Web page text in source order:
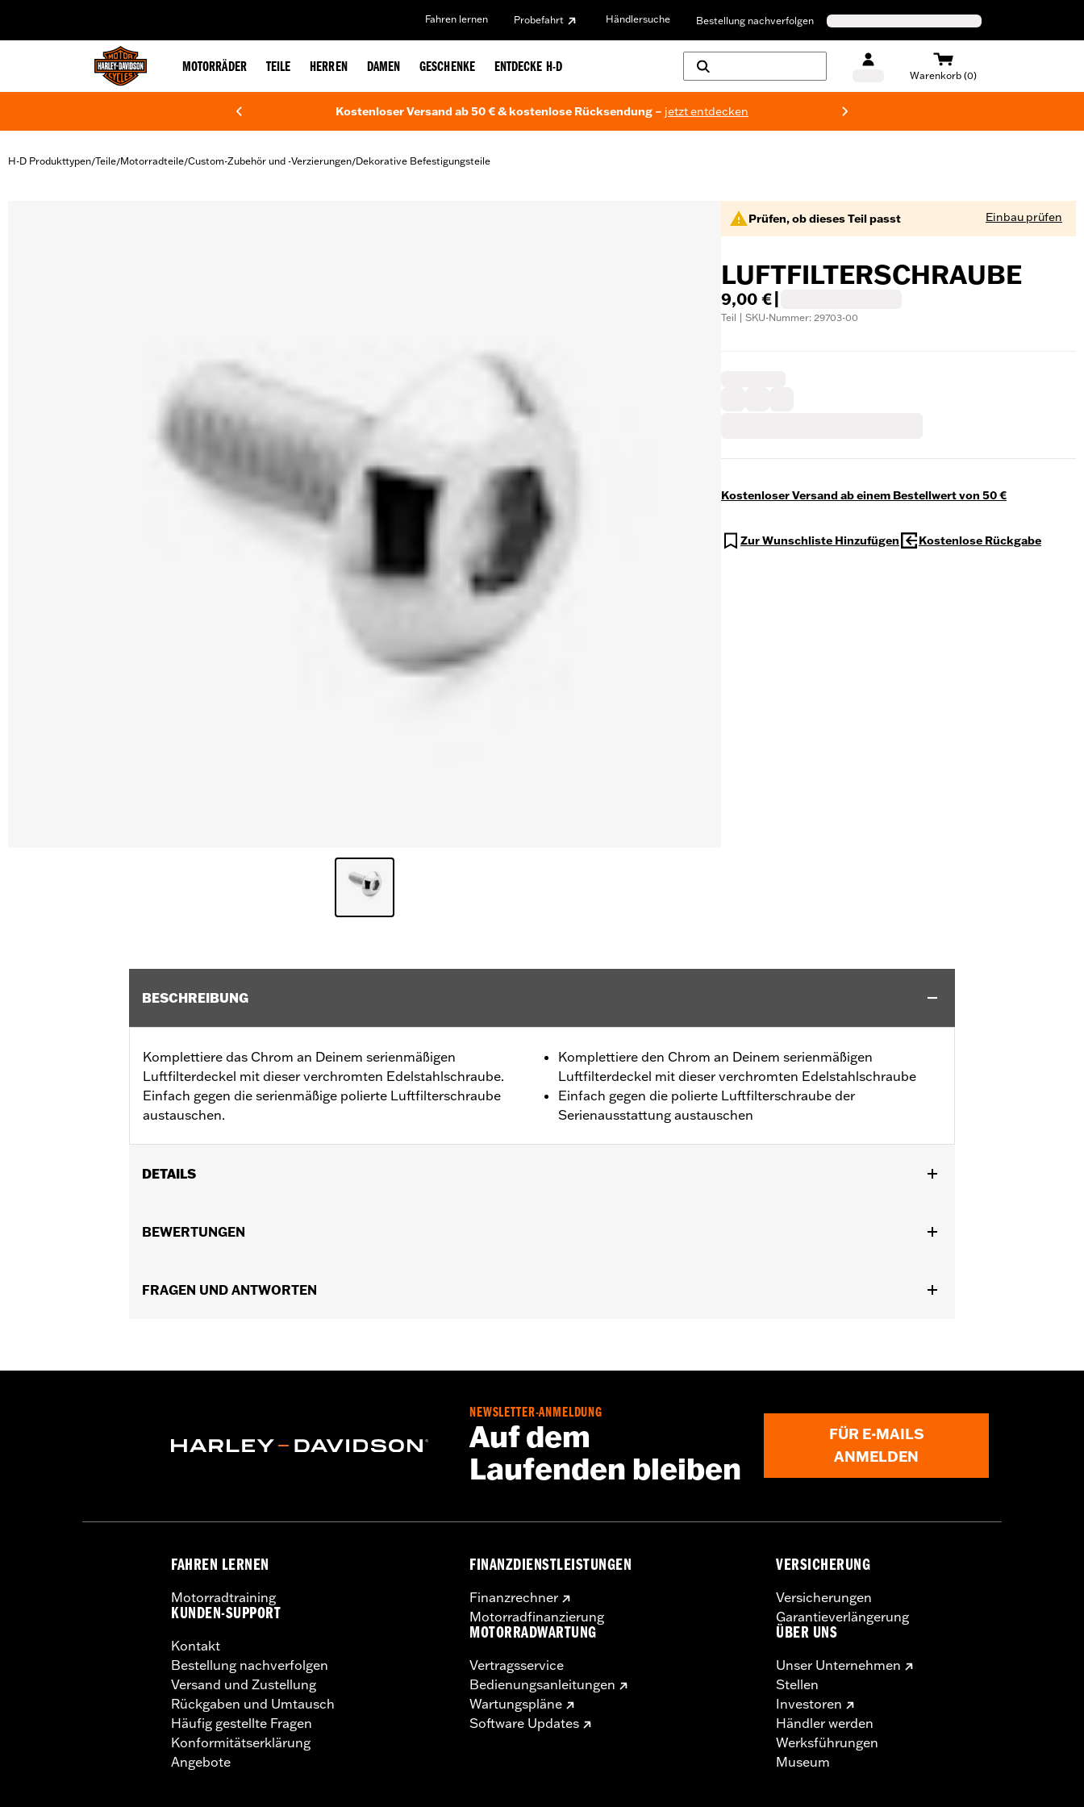
Fahren lernen Probefahrt Händlersuche Bestellung nachverfolgen
MOTORRÄDER TEILE HERREN DAMEN GESCHENKE ENTDECKE H-D
Warenkorb (0)
Kostenloser Versand ab 50 € & kostenlose Rücksendung – jetzt entdecken
H-D Produkttypen/Teile/Motorradteile/Custom-Zubehör und -Verzierungen/Dekorative Befestigungsteile
Prüfen, ob dieses Teil passt Einbau prüfen
LUFTFILTERSCHRAUBE
9,00 €
Teil | SKU-Nummer: 29703-00
Kostenloser Versand ab einem Bestellwert von 50 €
Zur Wunschliste Hinzufügen Kostenlose Rückgabe
BESCHREIBUNG
Komplettiere das Chrom an Deinem serienmäßigen
Luftfilterdeckel mit dieser verchromten Edelstahlschraube.
Einfach gegen die serienmäßige polierte Luftfilterschraube
austauschen.
Komplettiere den Chrom an Deinem serienmäßigen
Luftfilterdeckel mit dieser verchromten Edelstahlschraube
Einfach gegen die polierte Luftfilterschraube der
Serienausstattung austauschen
DETAILS
In Einheiten erhältlich:
BEWERTUNGEN
FRAGEN UND ANTWORTEN
NEWSLETTER-ANMELDUNG
Auf dem
Laufenden bleiben
FÜR E-MAILS
ANMELDEN
FAHREN LERNEN
Motorradtraining
KUNDEN-SUPPORT
Kontakt
Bestellung nachverfolgen
Versand und Zustellung
Rückgaben und Umtausch
Häufig gestellte Fragen
Konformitätserklärung
Angebote
FINANZDIENSTLEISTUNGEN
Finanzrechner
Motorradfinanzierung
MOTORRADWARTUNG
Vertragsservice
Bedienungsanleitungen
Wartungspläne
Software Updates
VERSICHERUNG
Versicherungen
Garantieverlängerung
ÜBER UNS
Unser Unternehmen
Stellen
Investoren
Händler werden
Werksführungen
Museum